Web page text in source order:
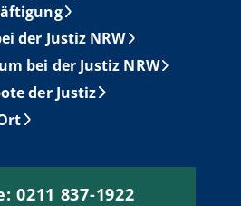
der Justiz NRW
bei der Justiz NRW
der Justiz
0211 837-1922